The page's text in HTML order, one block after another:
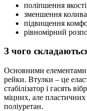
поліпшення
зменшення
підвищення
рівномірний
З чого
Основними елементами
рейки. Втулки – це
стабілізатор і гасять
міцних, але пластичних
поліуретан.